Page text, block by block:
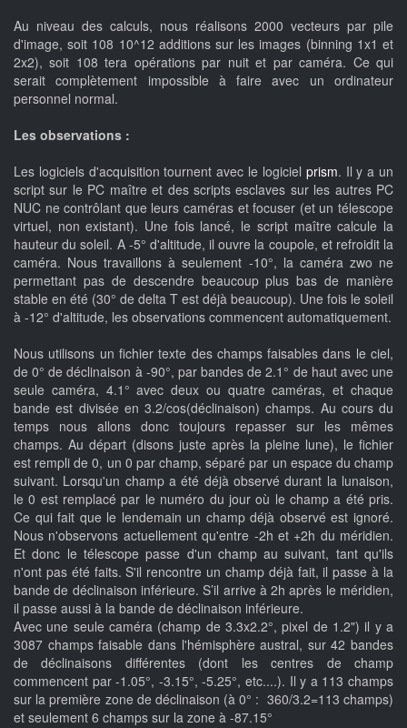
Au niveau des calculs, nous réalisons 2000 vecteurs par pile
d'image, soit 108 10^12 additions sur les images (binning 1x1 et
2x2), soit 108 tera opérations par nuit et par caméra. Ce qui
serait complètement impossible à faire avec un ordinateur
personnel normal.
Les observations :
Les logiciels d'acquisition tournent avec le logiciel prism. Il y a un
script sur le PC maître et des scripts esclaves sur les autres PC
NUC ne contrôlant que leurs caméras et focuser (et un télescope
virtuel, non existant). Une fois lancé, le script maître calcule la
hauteur du soleil. A -5° d'altitude, il ouvre la coupole, et refroidit la
caméra. Nous travaillons à seulement -10°, la caméra zwo ne
permettant pas de descendre beaucoup plus bas de manière
stable en été (30° de delta T est déjà beaucoup). Une fois le soleil
à -12° d'altitude, les observations commencent automatiquement.
Nous utilisons un fichier texte des champs faisables dans le ciel,
de 0° de déclinaison à -90°, par bandes de 2.1° de haut avec une
seule caméra, 4.1° avec deux ou quatre caméras, et chaque
bande est divisée en 3.2/cos(déclinaison) champs. Au cours du
temps nous allons donc toujours repasser sur les mêmes
champs. Au départ (disons juste après la pleine lune), le fichier
est rempli de 0, un 0 par champ, séparé par un espace du champ
suivant. Lorsqu'un champ a été déjà observé durant la lunaison,
le 0 est remplacé par le numéro du jour où le champ a été pris.
Ce qui fait que le lendemain un champ déjà observé est ignoré.
Nous n'observons actuellement qu'entre -2h et +2h du méridien.
Et donc le télescope passe d'un champ au suivant, tant qu'ils
n'ont pas été faits. S'il rencontre un champ déjà fait, il passe à la
bande de déclinaison inférieure. S’il arrive à 2h après le méridien,
il passe aussi à la bande de déclinaison inférieure.
Avec une seule caméra (champ de 3.3x2.2°, pixel de 1.2") il y a
3087 champs faisable dans l'hémisphère austral, sur 42 bandes
de déclinaisons différentes (dont les centres de champ
commencent par -1.05°, -3.15°, -5.25°, etc....). Il y a 113 champs
sur la première zone de déclinaison (à 0° : 360/3.2=113 champs)
et seulement 6 champs sur la zone à -87.15°